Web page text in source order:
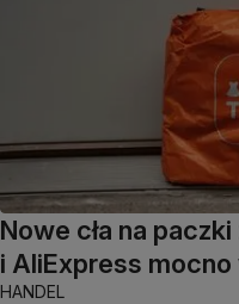
Nowe cła na
i AliExpress mocno
HANDEL